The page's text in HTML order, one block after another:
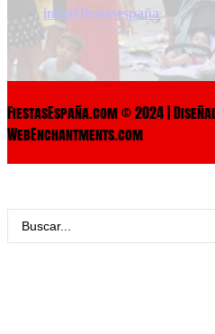
info@fiestasespaña
FiestasEspaña.com © 2024 |
WebEnchantments.com